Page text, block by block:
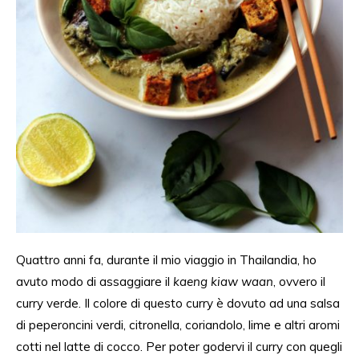
Quattro anni fa, durante il mio viaggio in Thailandia, ho
avuto modo di assaggiare il kaeng kiaw waan , ovvero il
curry verde. Il colore di questo curry è dovuto ad una salsa
di peperoncini verdi, citronella, coriandolo, lime e altri aromi
cotti nel latte di cocco. Per poter godervi il curry con quegli